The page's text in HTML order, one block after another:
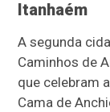
Itanhaém
A segunda
Caminhos de
que celebram
Cama de